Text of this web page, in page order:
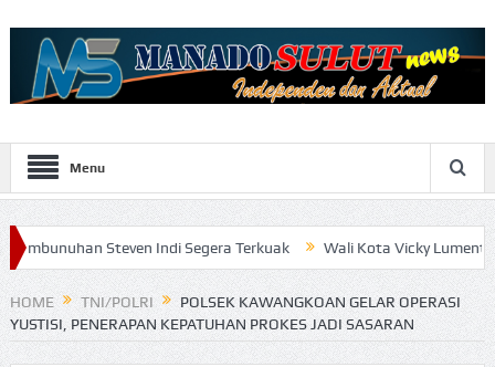
Menu
Steven Indi Segera Terkuak Wali Kota Vicky Lumentut Serahkan
HOME TNI/POLRI
POLSEK KAWANGKOAN GELAR OPERASI
YUSTISI, PENERAPAN KEPATUHAN PROKES JADI SASARAN